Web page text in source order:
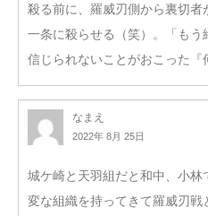
殺る前に、羅威刃側から裏切者
一条に殺らせる（笑）。「もう
信じられないことがおこった『
なまえ
2022年 8月 25日
城ケ崎と天羽組だと和中、小
変な組織を持ってきて羅威刃戦